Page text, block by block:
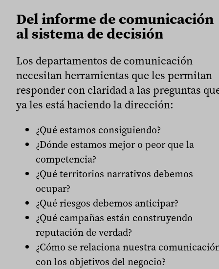
Del informe de comunicación
al sistema de decisión
Los departamentos de comunicación
necesitan herramientas que les permitan
responder con claridad a las preguntas
ya les está haciendo la dirección:
¿Qué estamos consiguiendo?
¿Dónde estamos mejor o peor que la
competencia?
¿Qué territorios narrativos debemos
ocupar?
¿Qué riesgos debemos anticipar?
¿Qué campañas están construyendo
reputación de verdad?
¿Cómo se relaciona nuestra
con los objetivos del negocio?